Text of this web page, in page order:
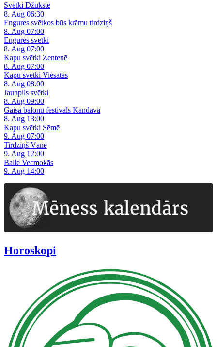
Svētki Džūkstē
8. Aug 06:30
Engures svētkos būs krāmu tirdziņš
8. Aug 07:00
Engures svētki
8. Aug 07:00
Kapu svētki Zentenē
8. Aug 07:00
Kapu svētki Viesatās
8. Aug 08:00
Jaunpils svētki
8. Aug 09:00
Gaisa balonu festivāls Kandavā
8. Aug 13:00
Kapu svētki Sēmē
9. Aug 07:00
Tirdziņš Vānē
9. Aug 12:00
Balle Vecmokās
9. Aug 14:00
Horoskopi